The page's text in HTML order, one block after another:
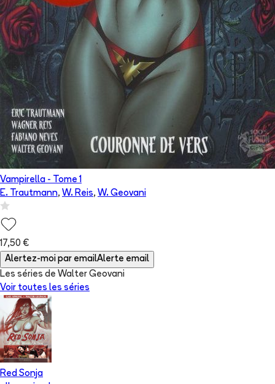
Vampirella - Tome 1
E. Trautmann, W. Reis, W. Geovani
17,50 €
Alertez-moi par emailAlerte email
Les séries de Walter Geovani
Voir toutes les séries
Red Sonja